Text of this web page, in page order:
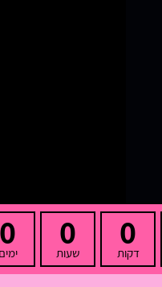
0
דקות
0
שעות
0
ימים